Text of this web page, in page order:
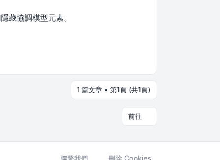
藏協調模型元素。
1 篇文章 • 第1頁 (共1頁)
前往
聯繫我們 刪除 Cookies